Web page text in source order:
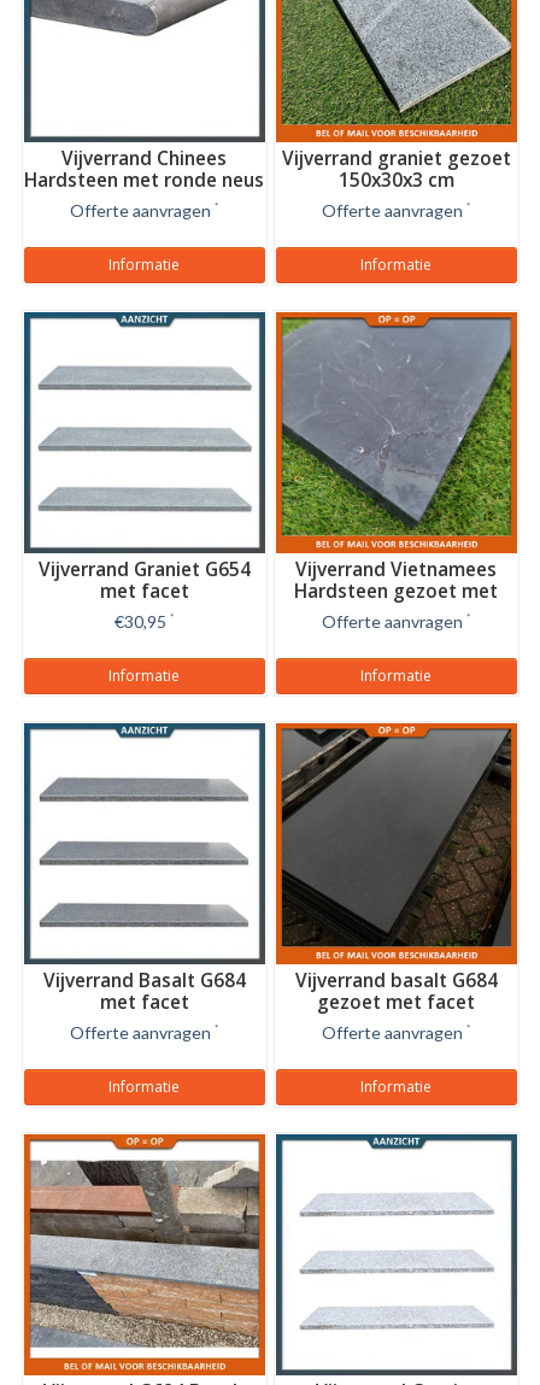
Vijverrand Chinees
Hardsteen met ronde neus
Offerte aanvragen *
Informatie
Vijverrand graniet gezoet
150x30x3 cm
Offerte aanvragen *
Informatie
Vijverrand Graniet G654
met facet
€30,95 *
Informatie
Vijverrand Vietnamees
Hardsteen gezoet met
Offerte aanvragen *
Informatie
Vijverrand Basalt G684
met facet
Offerte aanvragen *
Informatie
Vijverrand basalt G684
gezoet met facet
Offerte aanvragen *
Informatie